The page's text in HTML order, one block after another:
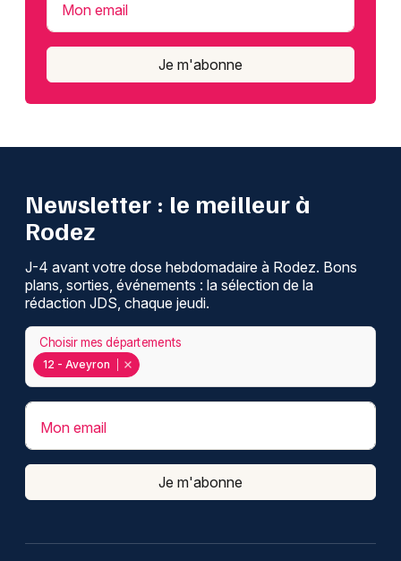
Mon email
Je m'abonne
Newsletter : le meilleur à
Rodez
J-4 avant votre dose hebdomadaire à Rodez. Bons
plans, sorties, événements : la sélection de la
rédaction JDS, chaque jeudi.
12 - Aveyron
Choisir mes départements
Mon email
Je m'abonne